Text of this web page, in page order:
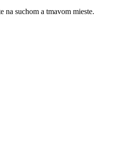
na suchom a tmavom mieste.